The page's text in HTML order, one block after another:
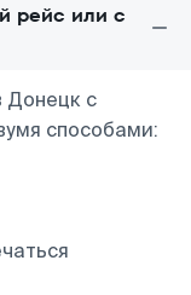
рейс или с
Донецк с
способами: